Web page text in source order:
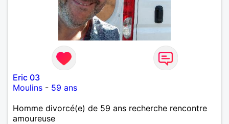
Eric 03
Moulins - 59 ans
Homme divorcé(e) de 59 ans recherche rencontre
amoureuse